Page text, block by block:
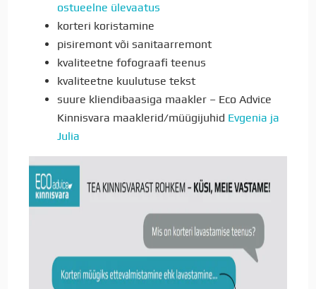
ostueelne ülevaatus
korteri koristamine
pisiremont või sanitaarremont
kvaliteetne fofograafi teenus
kvaliteetne kuulutuse tekst
suure kliendibaasiga maakler – Eco Advice
Kinnisvara maaklerid/müügijuhid Evgenia ja
Julia